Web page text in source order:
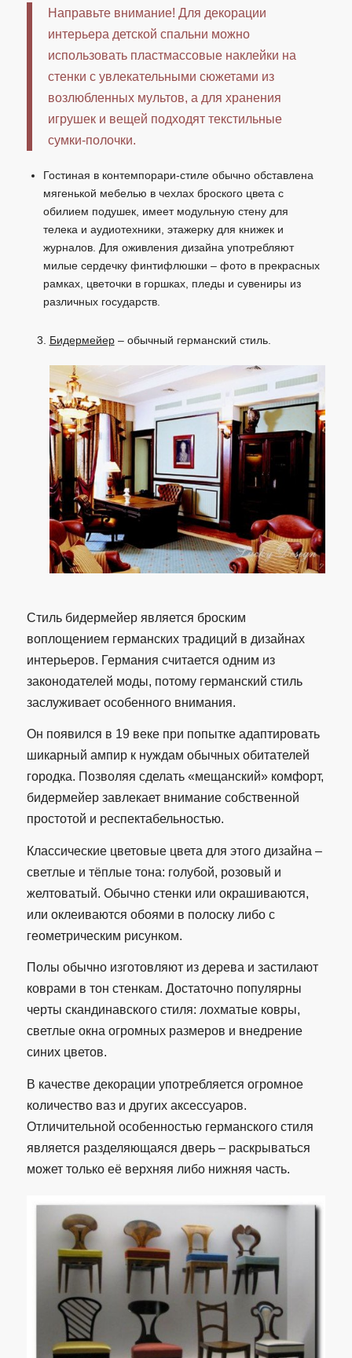
Направьте внимание! Для декорации
интерьера детской спальни можно
использовать пластмассовые наклейки на
стенки с увлекательными сюжетами из
возлюбленных мультов, а для хранения
игрушек и вещей подходят текстильные
сумки-полочки.
Гостиная в контемпорари-стиле обычно обставлена
мягенькой мебелью в чехлах броского цвета с
обилием подушек, имеет модульную стену для
телека и аудиотехники, этажерку для книжек и
журналов. Для оживления дизайна употребляют
милые сердечку финтифлюшки – фото в прекрасных
рамках, цветочки в горшках, пледы и сувениры из
различных государств.
Бидермейер– обычный германский стиль.
Стиль бидермейер является броским
воплощением германских традиций в дизайнах
интерьеров. Германия считается одним из
законодателей моды, потому германский стиль
заслуживает особенного внимания.
Он появился в 19 веке при попытке адаптировать
шикарный ампир к нуждам обычных обитателей
городка. Позволяя сделать «мещанский» комфорт,
бидермейер завлекает внимание собственной
простотой и респектабельностью.
Классические цветовые цвета для этого дизайна –
светлые и тёплые тона: голубой, розовый и
желтоватый. Обычно стенки или окрашиваются,
или оклеиваются обоями в полоску либо с
геометрическим рисунком.
Полы обычно изготовляют из дерева и застилают
коврами в тон стенкам. Достаточно популярны
черты скандинавского стиля: лохматые ковры,
светлые окна огромных размеров и внедрение
синих цветов.
В качестве декорации употребляется огромное
количество ваз и других аксессуаров.
Отличительной особенностью германского стиля
является разделяющаяся дверь – раскрываться
может только её верхняя либо нижняя часть.